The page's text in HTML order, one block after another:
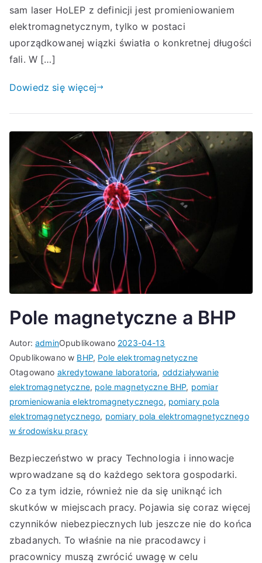
sam laser HoLEP z definicji jest promieniowaniem
elektromagnetycznym, tylko w postaci
uporządkowanej wiązki światła o konkretnej długości
fali. W […]
Dowiedz się więcej
Pole magnetyczne a BHP
Autor:adminOpublikowano 2023-04-13
Opublikowano w BHP, Pole elektromagnetyczne
Otagowano akredytowane laboratoria, oddziaływanie
elektromagnetyczne, pole magnetyczne BHP, pomiar
promieniowania elektromagnetycznego, pomiary pola
elektromagnetycznego, pomiary pola elektromagnetycznego
w środowisku pracy
Bezpieczeństwo w pracy Technologia i innowacje
wprowadzane są do każdego sektora gospodarki.
Co za tym idzie, również nie da się uniknąć ich
skutków w miejscach pracy. Pojawia się coraz więcej
czynników niebezpiecznych lub jeszcze nie do końca
zbadanych. To właśnie na nie pracodawcy i
pracownicy muszą zwrócić uwagę w celu